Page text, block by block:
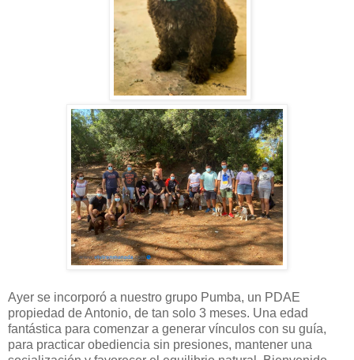
Ayer se incorporó a nuestro grupo Pumba, un PDAE
propiedad de Antonio, de tan solo 3 meses. Una edad
fantástica para comenzar a generar vínculos con su guía,
para practicar obediencia sin presiones, mantener una